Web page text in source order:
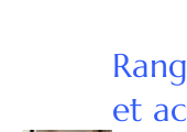
et